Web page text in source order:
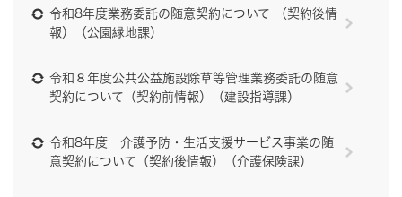
令和8年度業務委託の随意契約について （契約後情
報）（公園緑地課）
令和８年度公共公益施設除草等管理業務委託の随意
契約について（契約前情報）（建設指導課）
令和8年度 介護予防・生活支援サービス事業の随
意契約について（契約後情報）（介護保険課）